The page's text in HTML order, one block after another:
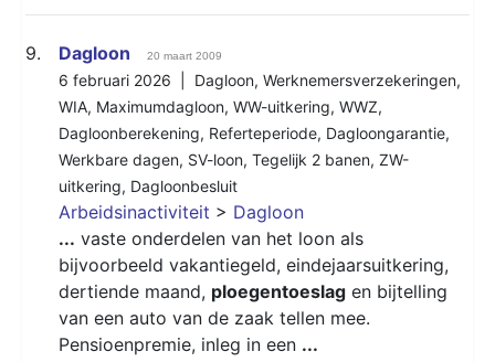
9. Dagloon 20 maart 2009
6 februari 2026 | Dagloon, Werknemersverzekeringen,
WIA, Maximumdagloon, WW-uitkering, WWZ,
Dagloonberekening, Referteperiode, Dagloongarantie,
Werkbare dagen, SV-loon, Tegelijk 2 banen, ZW-
uitkering, Dagloonbesluit
Arbeidsinactiviteit > Dagloon
... vaste onderdelen van het loon als
bijvoorbeeld vakantiegeld, eindejaarsuitkering,
dertiende maand, ploegentoeslag en bijtelling
van een auto van de zaak tellen mee.
Pensioenpremie, inleg in een ...